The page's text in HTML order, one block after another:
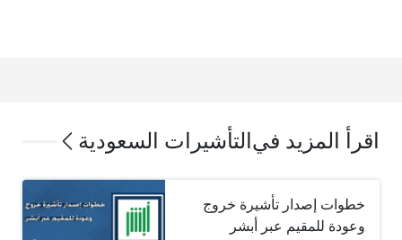
اقرأ المزيد في التأشيرات السعودية
خطوات إصدار تأشيرة خروج
وعودة للمقيم عبر أبشر